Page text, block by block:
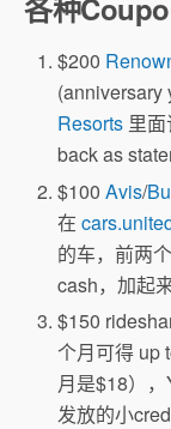
各种
$200
(anniversary
Resorts 里
back as
$100Avis/
在
的车，前两
cash，加起
$150
个月可得 up
月是$18）
发放的小